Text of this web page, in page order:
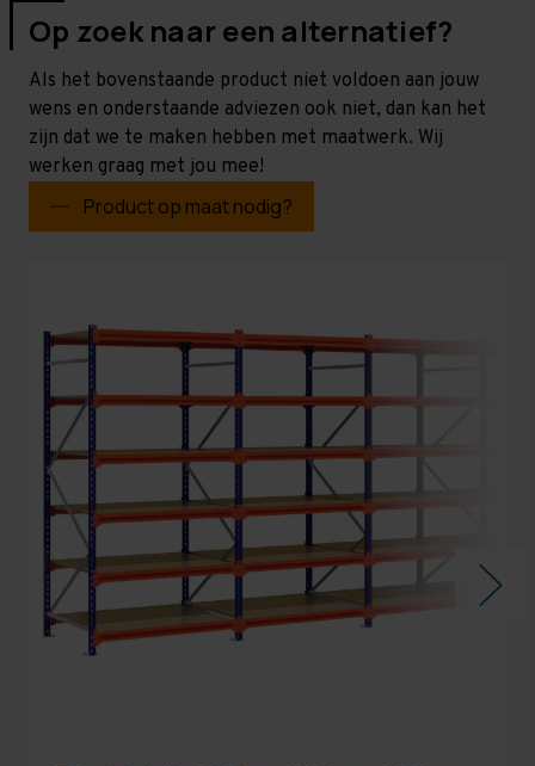
Op zoek naar een alternatief?
Als het bovenstaande product niet voldoen aan jouw
wens en onderstaande adviezen ook niet, dan kan het
zijn dat we te maken hebben met maatwerk. Wij
werken graag met jou mee!
Product op maat nodig?